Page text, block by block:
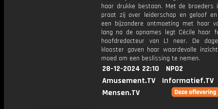
haar drukke bestaan. Met de broeders
praat zij over leiderschap en geloof
een bijzondere ontmoeting met haar
lang na de opnames legt Cécile haar
hoofdredacteur van L1 neer. De
klooster gaven haar waardevolle
moed om een beslissing te nemen.
28-12-2024 22:10
NPO2
Amusement.TV
Informatief.TV
Mensen.TV